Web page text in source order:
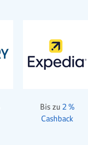
Bis zu 2 %
Cashback